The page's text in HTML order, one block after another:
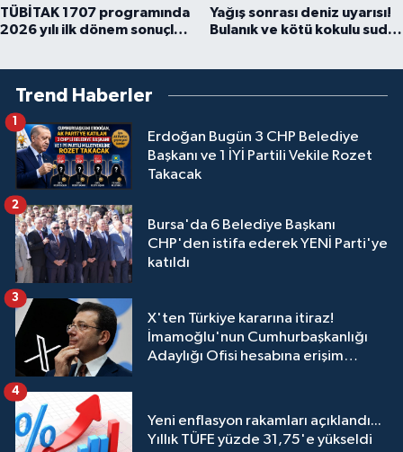
TÜBİTAK 1707 programında
2026 yılı ilk dönem sonuçları
Yağış sonrası deniz uyarısı!
Bulanık ve kötü kokulu suda
Trend Haberler
Erdoğan Bugün 3 CHP Belediye
Başkanı ve 1 İYİ Partili Vekile Rozet
Takacak
1
Bursa'da 6 Belediye Başkanı
CHP'den istifa ederek YENİ Parti'ye
katıldı
2
X'ten Türkiye kararına itiraz!
İmamoğlu'nun Cumhurbaşkanlığı
Adaylığı Ofisi hesabına erişim
3
Yeni enflasyon rakamları açıklandı...
Yıllık TÜFE yüzde 31,75'e yükseldi
4